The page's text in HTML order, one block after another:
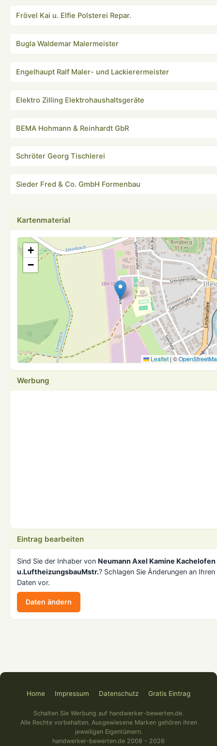
Frövel Kai u. Elfie Polsterei Repar.
Bugla Waldemar Malermeister
Engelhaupt Ralf Maler- und Lackierermeister
Elektro Zilling Elektrohaushaltsgeräte
BEMA Hohmann & Reinhardt GbR
Schröter Georg Tischlerei
Sieder Fred & Co. GmbH Formenbau
Kartenmaterial
+
−
Leaflet | ©
Werbung
Eintrag bearbeiten
Sind Sie der Inhaber von Neumann Axel Kamine Kachelofen
u.LuftheizungsbauMstr.? Schlagen Sie Änderungen an Ihren
Daten vor.
Daten ändern
Home Impressum Datenschutz Gratis Eintrag
Schalten Sie Werbung auf handwerker-bewerten.de.
Alle Rechte vorbehalten. Ausgewiesene Marken gehören ihren
jeweiligen Eigentümern.
handwerker-bewerten.de 2008 - 2026